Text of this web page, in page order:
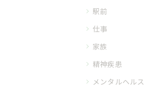
駅前
仕事
家族
精神疾患
メンタルヘルス